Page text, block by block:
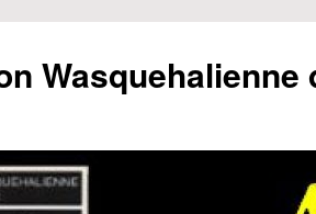
Wasquehalienne